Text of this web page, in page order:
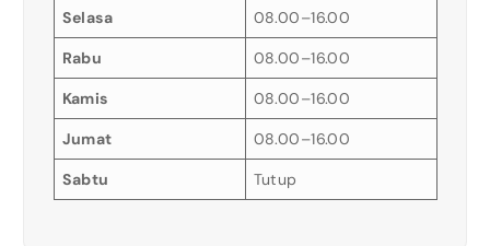
Selasa 08.00–16.00
Rabu 08.00–16.00
Kamis 08.00–16.00
Jumat 08.00–16.00
Sabtu Tutup